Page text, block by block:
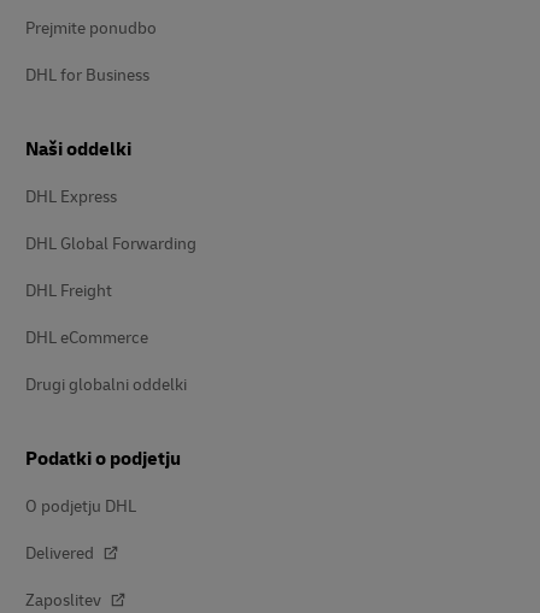
Prejmite ponudbo
DHL for Business
Naši oddelki
DHL Express
DHL Global Forwarding
DHL Freight
DHL eCommerce
Drugi globalni oddelki
Podatki o podjetju
O podjetju DHL
Delivered
Zaposlitev